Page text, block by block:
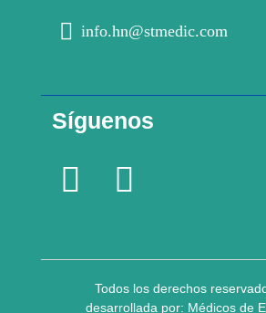
info.hn@stmedic.com
Síguenos
Todos los derechos
desarrollada por: Médicos de